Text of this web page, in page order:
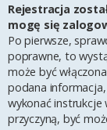
Rejestracja
mogę się
Po pierwsze,
poprawne, to
może być
podana
wykonać instrukcje
przyczyną, być